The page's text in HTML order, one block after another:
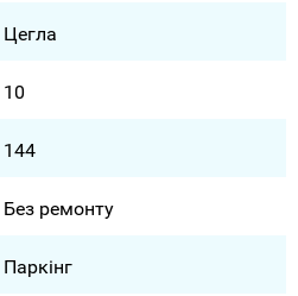
Цегла
10
144
Без ремонту
Паркінг